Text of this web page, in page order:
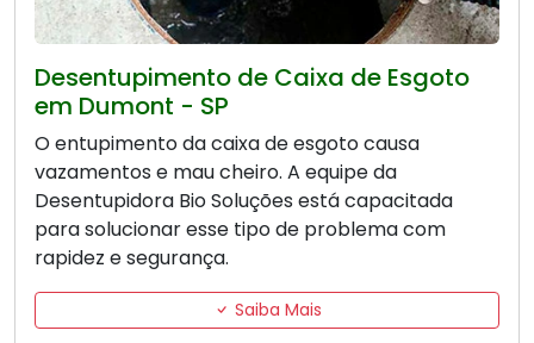
Desentupimento de Caixa de Esgoto
em Dumont - SP
O entupimento da caixa de esgoto causa
vazamentos e mau cheiro. A equipe da
Desentupidora Bio Soluções está capacitada
para solucionar esse tipo de problema com
rapidez e segurança.
Saiba Mais